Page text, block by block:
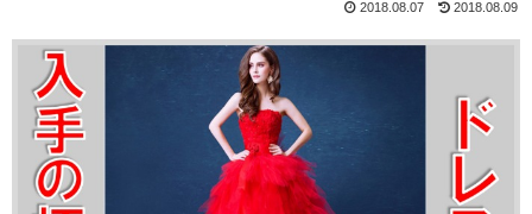
2018.08.07 2018.08.09